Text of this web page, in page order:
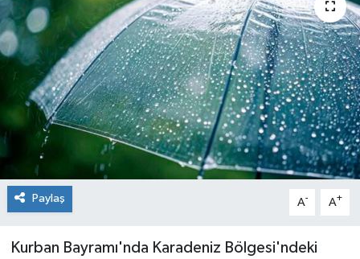
Paylaş A- A+
Kurban Bayramı'nda Karadeniz Bölgesi'ndeki
MAGAZİN
MEDYA
OTOMOBİL
ÖZEL HABER
POLİTİKA